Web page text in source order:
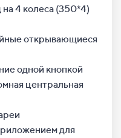
4 колеса (350*4)
открывающиеся
одной кнопкой
центральная
для